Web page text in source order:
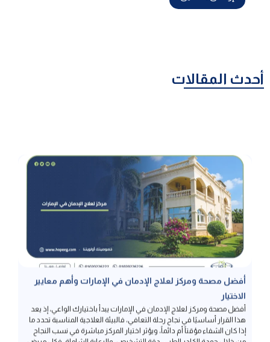
أحدث المقالات
أفضل مصحة ومركز لعلاج الإدمان في الإمارات وأهم معايير
الاختيار
أفضل مصحة ومركز لعلاج الإدمان في الإمارات يبدأ باختيارك الواعي، إذ يعد
هذا القرار أساسيًا في نجاح رحلة التعافي، فالبيئة العلاجية المناسبة تحدد ما
إذا كان الشفاء مؤقتاً أم دائماً، ويؤثر اختيار المركز مباشرة في نسب النجاح
من خلال جودة الكادر الطبي، دقة التشخيص، والرعاية الشاملة، فكل مريض
هو حالة خاصة، ما يستدعي خطة علاجية […]
إقرأ المزيد